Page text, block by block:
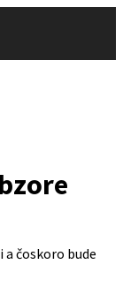
a čoskoro bude